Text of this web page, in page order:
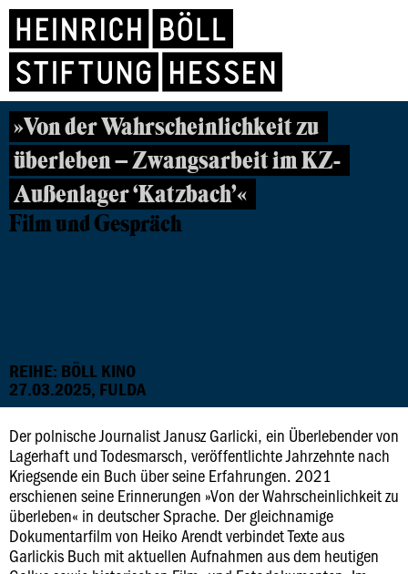
»Von der Wahrscheinlichkeit zu
überleben – Zwangsarbeit im KZ-
Außenlager ‘Katzbach’«
Film und Gespräch
REIHE: BÖLL KINO
27.03.2025, FULDA
Der polnische Journalist Janusz Garlicki, ein Überlebender von
Lagerhaft und Todesmarsch, veröffentlichte Jahrzehnte nach
Kriegsende ein Buch über seine Erfahrungen. 2021
erschienen seine Erinnerungen »Von der Wahrscheinlichkeit zu
überleben« in deutscher Sprache. Der gleichnamige
Dokumentarfilm von Heiko Arendt verbindet Texte aus
Garlickis Buch mit aktuellen Aufnahmen aus dem heutigen